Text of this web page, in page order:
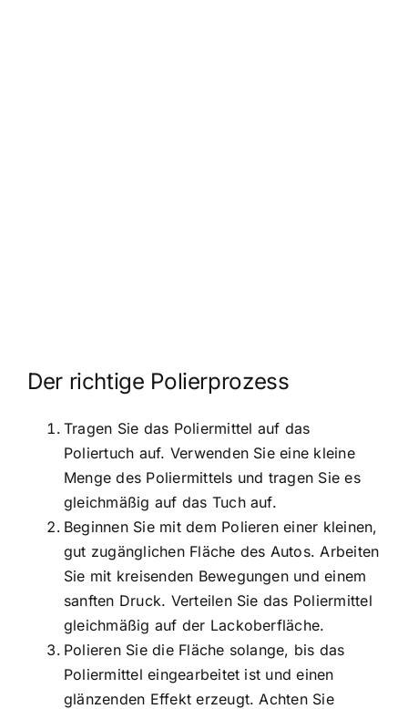
Der richtige Polierprozess
Tragen Sie das Poliermittel auf das
Poliertuch auf. Verwenden Sie eine kleine
Menge des Poliermittels und tragen Sie es
gleichmäßig auf das Tuch auf.
Beginnen Sie mit dem Polieren einer kleinen,
gut zugänglichen Fläche des Autos. Arbeiten
Sie mit kreisenden Bewegungen und einem
sanften Druck. Verteilen Sie das Poliermittel
gleichmäßig auf der Lackoberfläche.
Polieren Sie die Fläche solange, bis das
Poliermittel eingearbeitet ist und einen
glänzenden Effekt erzeugt. Achten Sie